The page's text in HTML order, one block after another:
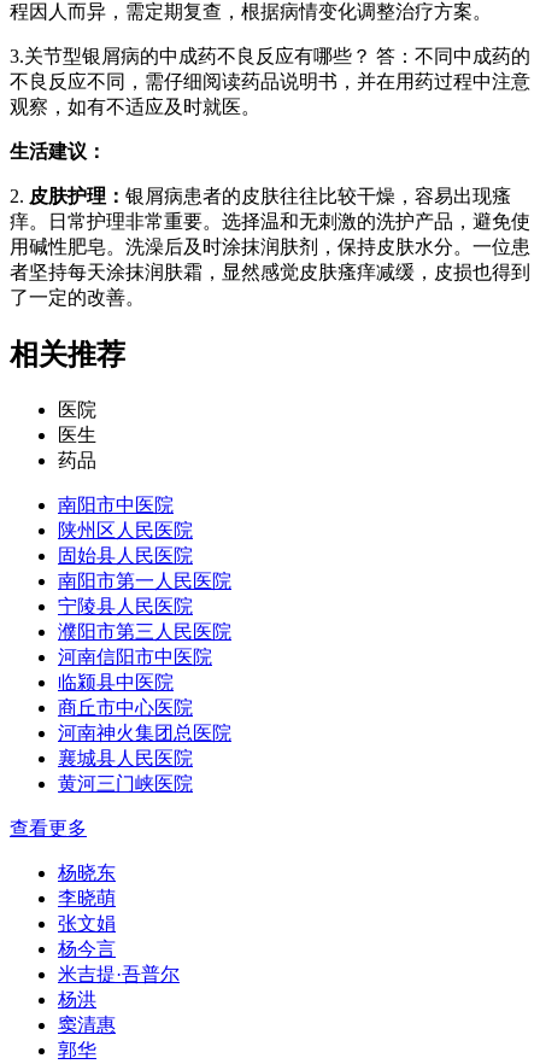
程因人而异，需定期复查，根据病情变化调整治疗方案。
3.关节型银屑病的中成药不良反应有哪些？ 答：不同中成药的
不良反应不同，需仔细阅读药品说明书，并在用药过程中注意
观察，如有不适应及时就医。
生活建议：
2. 皮肤护理： 银屑病患者的皮肤往往比较干燥，容易出现瘙
痒。日常护理非常重要。选择温和无刺激的洗护产品，避免使
用碱性肥皂。洗澡后及时涂抹润肤剂，保持皮肤水分。一位患
者坚持每天涂抹润肤霜，显然感觉皮肤瘙痒减缓，皮损也得到
了一定的改善。
相关推荐
医院
医生
药品
南阳市中医院
陕州区人民医院
固始县人民医院
南阳市第一人民医院
宁陵县人民医院
濮阳市第三人民医院
河南信阳市中医院
临颍县中医院
商丘市中心医院
河南神火集团总医院
襄城县人民医院
黄河三门峡医院
查看更多
杨晓东
李晓萌
张文娟
杨今言
米吉提·吾普尔
杨洪
窦清惠
郭华